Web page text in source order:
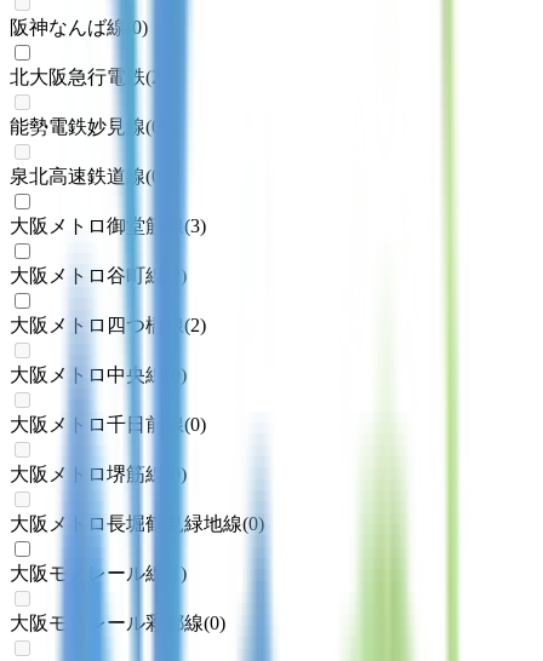
阪神なんば線 0)
北大阪急行電鉄(2
能勢電鉄妙見線(0
泉北高速鉄道線(0
大阪メトロ御堂筋線 (3)
大阪メトロ谷町線 )
大阪メトロ四つ橋線(2)
大阪メトロ中央線 )
大阪メトロ千日前線(0)
大阪メトロ堺筋線 )
大阪メトロ長堀鶴見緑地線(0)
大阪モノレール線 )
大阪モノレール彩都線(0)